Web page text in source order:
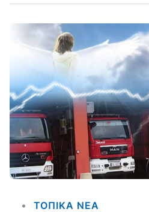
ΤΟΠΙΚΑ NEA